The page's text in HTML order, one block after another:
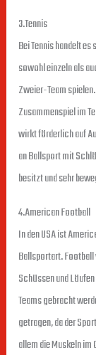
3.Tennis
Bei Tennis handelt
sowohl einzeln als
Zweier-Team
Zusammenspiel im
wirkt förderlich auf
an Ballsport mit
besitzt und sehr
4.American Football
In den USA ist
Ballsportart.
Schüssen und
Teams gebracht
getragen, da der
allem die Muskeln im